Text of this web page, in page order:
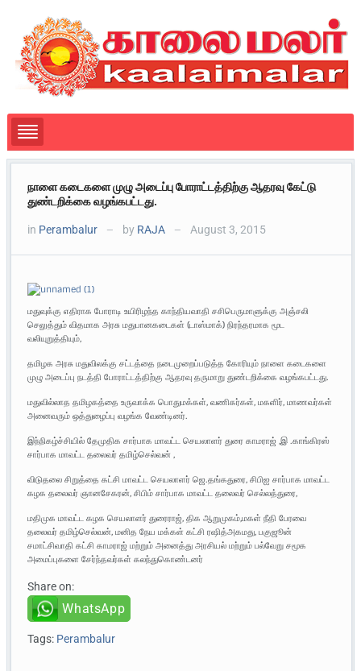
நாளை கடைகளை முழு அடைப்பு போராட்டத்திற்கு ஆதரவு கேட்டு
துண்டறிக்கை வழங்கபட்டது.
in Perambalur — by RAJA — August 3, 2015
மதுவுக்கு எதிராக போராடி உயிரிழந்த காந்தியவாதி சசிபெருமாளுக்கு ‎அஞ்சலி‬
செலுத்தும் விதமாக அரசு மதுபானகடைகள் (டாஸ்மாக்) நிரந்தரமாக மூட
வலியுறுத்தியும்,
தமிழக அரசு மதுவிலக்கு சட்டத்தை நடைமுறைப்படுத்த கோரியும் நாளை கடைகளை
முழு அடைப்பு நடத்தி போராட்டத்திற்கு ஆதரவு தருமாறு துண்டறிக்கை வழங்கபட்டது.
மதுவில்லாத தமிழகத்தை உருவாக்க பொதுமக்கள், வணிகர்கள், மகளிர், மாணவர்கள்
அனைவரும் ஒத்துழைப்பு வழங்க வேண்டினர்.
இந்நிகழ்ச்சியில் தேமுதிக சார்பாக மாவட்ட செயலாளர் துரை காமராஜ் ,இ .காங்கிரஸ்
சார்பாக மாவட்ட தலைவர் தமிழ்செல்வன் ,
விடுதலை சிறுத்தை கட்சி மாவட்ட செயலாளர் ஜெ.தங்கதுரை, சிபிஐ சார்பாக மாவட்ட
கழக தலைவர் ஞானசேகரன், சிபிம் சார்பாக மாவட்ட தலைவர் செல்லத்துரை,
மதிமுக மாவட்ட கழக செயலாளர் துரைராஜ், திக ஆறுமுகம்,மகள் நீதி பேரவை
தலைவர் தமிழ்செல்வன், மனித நேய மக்கள் கட்சி ரஷித்அகமது, பகுஜூன்
சமாட்சிவாதி கட்சி காமராஜ் மற்றும் அனைத்து அரசியல் மற்றும் பல்வேறு சமூக
அமைப்புகளை சேர்ந்தவர்கள் கலந்துகொண்டனர்
Share on:
WhatsApp
Tags: Perambalur